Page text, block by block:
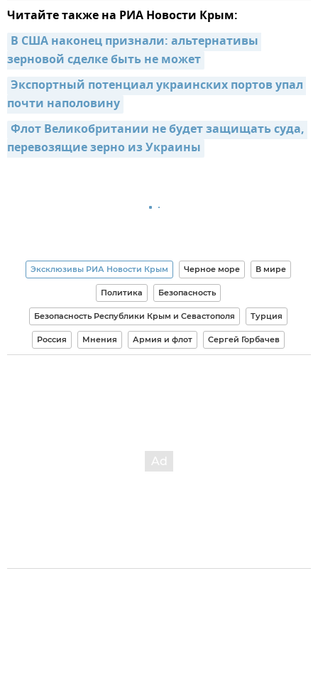
Читайте также на РИА Новости Крым:
В США наконец признали: альтернативы
зерновой сделке быть не может
Экспортный потенциал украинских портов упал
почти наполовину
Флот Великобритании не будет защищать суда,
перевозящие зерно из Украины
Эксклюзивы РИА Новости Крым Черное море В мире
Политика Безопасность
Безопасность Республики Крым и Севастополя Турция
Россия Мнения Армия и флот Сергей Горбачев